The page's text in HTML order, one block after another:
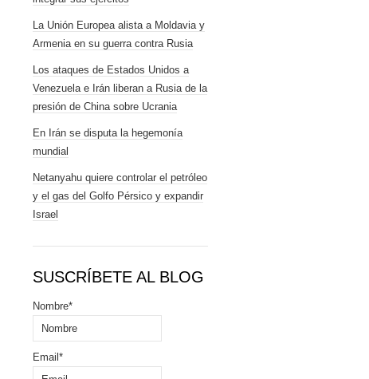
La Unión Europea alista a Moldavia y
Armenia en su guerra contra Rusia
Los ataques de Estados Unidos a
Venezuela e Irán liberan a Rusia de la
presión de China sobre Ucrania
En Irán se disputa la hegemonía
mundial
Netanyahu quiere controlar el petróleo
y el gas del Golfo Pérsico y expandir
Israel
SUSCRÍBETE AL BLOG
Nombre*
Email*